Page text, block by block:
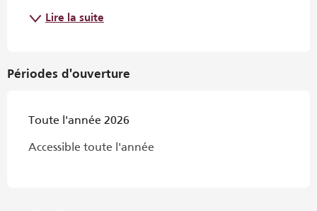
Lire la suite
Périodes d'ouverture
Toute l'année 2026
Accessible toute l'année